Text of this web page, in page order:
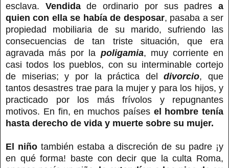
esclava. Vendidade ordinario por sus padresa
quien con ella se había de desposar, pasaba a ser
propiedad mobiliaria de su marido, sufriendo las
consecuencias de tan triste situación, que era
agravada más por la poligamia, muy corriente en
casi todos los pueblos, con su interminable cortejo
de miserias; y por la práctica deldivorcio, que
tantos desastres trae para la mujer y para los hijos, y
practicado por los más frívolos y repugnantes
motivos. En fin, en muchos países el hombre tenía
hasta derecho de vida y muerte sobre su mujer.
El niñotambién estaba a discreción de su padre ¡y
en qué forma! baste con decir que la culta Roma,